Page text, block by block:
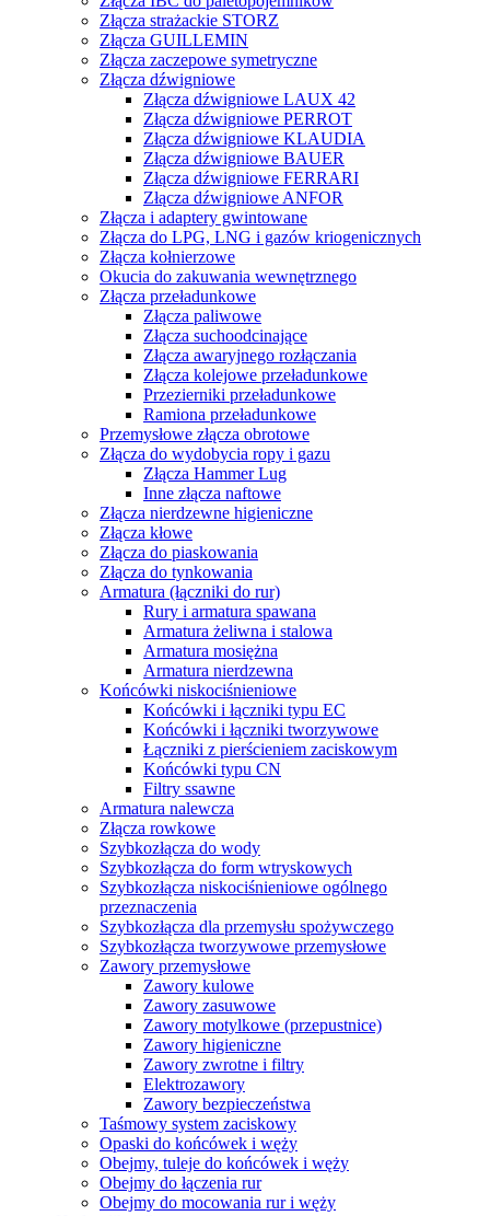
Złącza strażackie STORZ
Złącza GUILLEMIN
Złącza zaczepowe symetryczne
Złącza dźwigniowe
Złącza dźwigniowe LAUX 42
Złącza dźwigniowe PERROT
Złącza dźwigniowe KLAUDIA
Złącza dźwigniowe BAUER
Złącza dźwigniowe FERRARI
Złącza dźwigniowe ANFOR
Złącza i adaptery gwintowane
Złącza do LPG, LNG i gazów kriogenicznych
Złącza kołnierzowe
Okucia do zakuwania wewnętrznego
Złącza przeładunkowe
Złącza paliwowe
Złącza suchoodcinające
Złącza awaryjnego rozłączania
Złącza kolejowe przeładunkowe
Przezierniki przeładunkowe
Ramiona przeładunkowe
Przemysłowe złącza obrotowe
Złącza do wydobycia ropy i gazu
Złącza Hammer Lug
Inne złącza naftowe
Złącza nierdzewne higieniczne
Złącza kłowe
Złącza do piaskowania
Złącza do tynkowania
Armatura (łączniki do rur)
Rury i armatura spawana
Armatura żeliwna i stalowa
Armatura mosiężna
Armatura nierdzewna
Końcówki niskociśnieniowe
Końcówki i łączniki typu EC
Końcówki i łączniki tworzywowe
Łączniki z pierścieniem zaciskowym
Końcówki typu CN
Filtry ssawne
Armatura nalewcza
Złącza rowkowe
Szybkozłącza do wody
Szybkozłącza do form wtryskowych
Szybkozłącza niskociśnieniowe ogólnego
przeznaczenia
Szybkozłącza dla przemysłu spożywczego
Szybkozłącza tworzywowe przemysłowe
Zawory przemysłowe
Zawory kulowe
Zawory zasuwowe
Zawory motylkowe (przepustnice)
Zawory higieniczne
Zawory zwrotne i filtry
Elektrozawory
Zawory bezpieczeństwa
Taśmowy system zaciskowy
Opaski do końcówek i węży
Obejmy, tuleje do końcówek i węży
Obejmy do łączenia rur
Obejmy do mocowania rur i węży